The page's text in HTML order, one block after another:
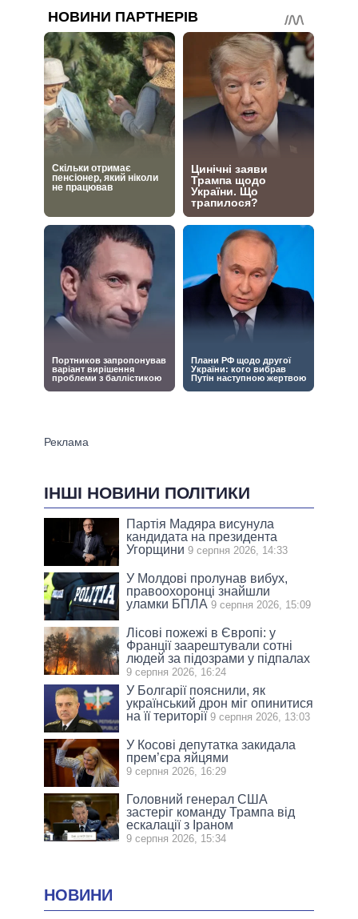
ІНШІ НОВИНИ ПОЛІТИКИ
Партія Мадяра висунула
кандидата на президента
Угорщини 9 серпня 2026, 14:33
У Молдові пролунав вибух,
правоохоронці знайшли
уламки БПЛА 9 серпня 2026, 15:09
Лісові пожежі в Європі: у
Франції заарештували сотні
людей за підозрами у підпалах
9 серпня 2026, 16:24
У Болгарії пояснили, як
український дрон міг опинитися
на її території 9 серпня 2026, 13:03
У Косові депутатка закидала
прем’єра яйцями
9 серпня 2026, 16:29
Головний генерал США
застеріг команду Трампа від
ескалації з Іраном
9 серпня 2026, 15:34
НОВИНИ